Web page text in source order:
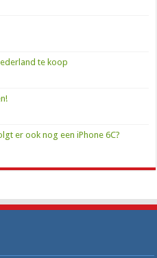
te koop
er ook nog een iPhone 6C?